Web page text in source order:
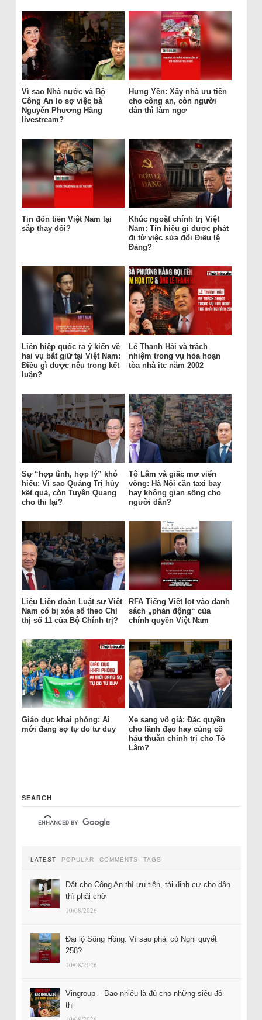
Vì sao Nhà nước và Bộ
Công An lo sợ việc bà
Nguyễn Phương Hằng
livestream?
Hưng Yên: Xây nhà ưu tiên
cho công an, còn người
dân thì làm ngơ
Tin đồn tiền Việt Nam lại
sắp thay đổi?
Khúc ngoặt chính trị Việt
Nam: Tín hiệu gì được phát
đi từ việc sửa đổi Điều lệ
Đảng?
Liên hiệp quốc ra ý kiến về
hai vụ bắt giữ tại Việt Nam:
Điều gì được nêu trong kết
luận?
Lê Thanh Hải và trách
nhiệm trong vụ hỏa hoạn
tòa nhà itc năm 2002
Sự “hợp tình, hợp lý” khó
hiểu: Vì sao Quảng Trị hủy
kết quả, còn Tuyên Quang
cho thi lại?
Tô Lâm và giấc mơ viển
vông: Hà Nội cần taxi bay
hay không gian sống cho
người dân?
Liệu Liên đoàn Luật sư Việt
Nam có bị xóa sổ theo Chỉ
thị số 11 của Bộ Chính trị?
RFA Tiếng Việt lọt vào danh
sách „phản động“ của
chính quyền Việt Nam
Giáo dục khai phóng: Ai
mới đang sợ tự do tư duy
Xe sang vô giá: Đặc quyền
cho lãnh đạo hay củng cố
hậu thuẫn chính trị cho Tô
Lâm?
SEARCH
LATEST POPULAR COMMENTS TAGS
Đất cho Công An thì ưu tiên, tái định cư cho dân
thì phải chờ
10/08/2026
Đại lộ Sông Hồng: Vì sao phải có Nghị quyết
258?
10/08/2026
Vingroup – Bao nhiêu là đủ cho những siêu đô
thị